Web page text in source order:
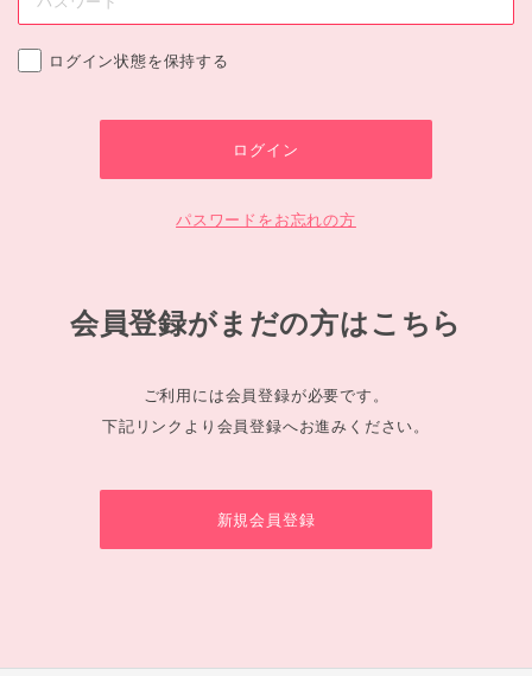
ログイン状態を保持する
パスワードをお忘れの方
会員登録がまだの方はこちら
ご利用には会員登録が必要です。
下記リンクより会員登録へお進みください。
新規会員登録